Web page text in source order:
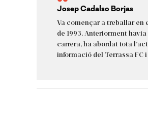
Josep Cadalso Borjas
Va començar a treballar en
de 1993. Anteriorment
carrera, ha abordat tota
informació del Terrassa FC